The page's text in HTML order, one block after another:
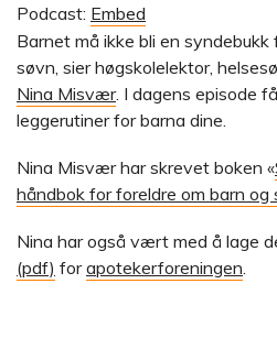
Podcast: Embed
Barnet må ikke bli en
søvn, sier høgskolelektor,
Nina Misvær. I dagens episode
leggerutiner for barna dine.
Nina Misvær har skrevet boken «
håndbok for foreldre om barn og
Nina har også vært med å lage
(pdf) forapotekerforeningen.